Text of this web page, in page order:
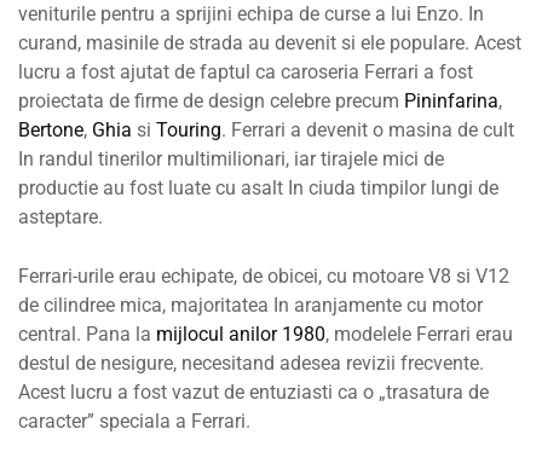
veniturile pentru a sprijini echipa de curse a lui Enzo. In
curand, masinile de strada au devenit si ele populare. Acest
lucru a fost ajutat de faptul ca caroseria Ferrari a fost
proiectata de firme de design celebre precum Pininfarina,
Bertone, Ghia si Touring. Ferrari a devenit o masina de cult
In randul tinerilor multimilionari, iar tirajele mici de
productie au fost luate cu asalt In ciuda timpilor lungi de
asteptare.
Ferrari-urile erau echipate, de obicei, cu motoare V8 si V12
de cilindree mica, majoritatea In aranjamente cu motor
central. Pana la mijlocul anilor 1980, modelele Ferrari erau
destul de nesigure, necesitand adesea revizii frecvente.
Acest lucru a fost vazut de entuziasti ca o „trasatura de
caracter” speciala a Ferrari.